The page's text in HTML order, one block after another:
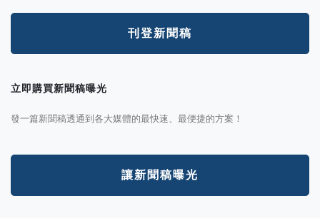
刊登新聞稿
立即購買新聞稿曝光
發一篇新聞稿透通到各大媒體的最快速、最便捷的方案！
讓新聞稿曝光